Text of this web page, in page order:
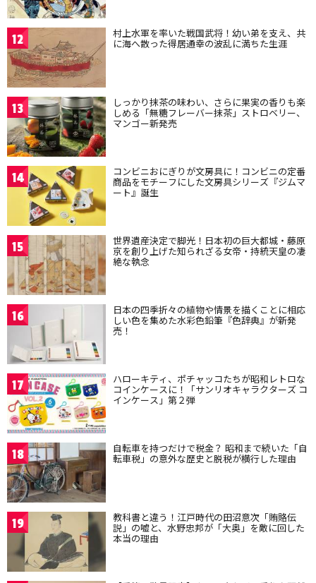
12 村上水軍を率いた戦国武将！幼い弟を支え、共
に海へ散った得居通幸の波乱に満ちた生涯
13 しっかり抹茶の味わい、さらに果実の香りも楽
しめる「無糖フレーバー抹茶」ストロベリー、
マンゴー新発売
14 コンビニおにぎりが文房具に！コンビニの定番
商品をモチーフにした文房具シリーズ『ジムマ
ート』誕生
15 世界遺産決定で脚光！日本初の巨大都城・藤原
京を創り上げた知られざる女帝・持統天皇の凄
絶な執念
16 日本の四季折々の植物や情景を描くことに相応
しい色を集めた水彩色鉛筆『色辞典』が新発
売！
17 ハローキティ、ポチャッコたちが昭和レトロな
コインケースに！「サンリオキャラクターズ コ
インケース」第２弾
18 自転車を持つだけで税金？ 昭和まで続いた「自
転車税」の意外な歴史と脱税が横行した理由
19 教科書と違う！江戸時代の田沼意次「賄賂伝
説」の嘘と、水野忠邦が「大奥」を敵に回した
本当の理由